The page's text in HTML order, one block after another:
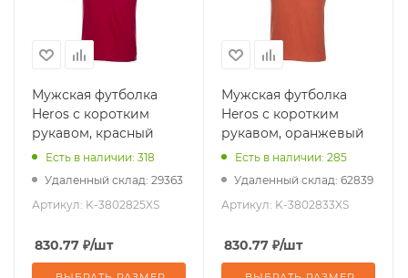
Мужская футболка
Heros с коротким
рукавом, красный
Есть в наличии: 318
Удаленный склад: 29363
Артикул: K-3802825XS
830.77 ₽/шт
Мужская футболка
Heros с коротким
рукавом, оранжевый
Есть в наличии: 285
Удаленный склад: 62839
Артикул: K-3802833XS
830.77 ₽/шт